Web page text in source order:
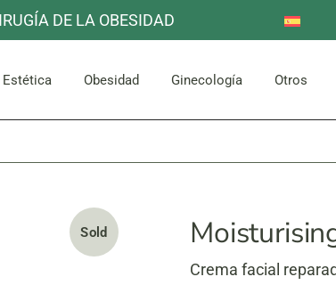
DE LA OBESIDAD
Mama
Obesidad Ginecología Otros
Mama
Reducción de Estómago
Bypass Gástrico
Sold
Crema facial